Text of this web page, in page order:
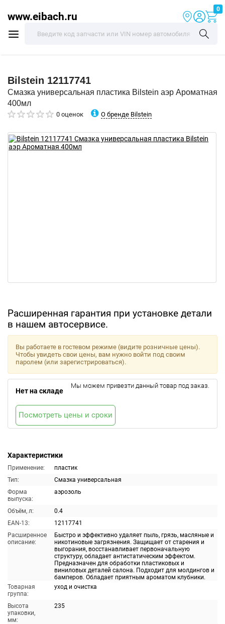
www.eibach.ru
0
Bilstein 12117741
Смазка универсальная пластика Bilstein аэр Ароматная
400мл
0 оценок О бренде Bilstein
Расширенная гарантия при установке детали
в нашем автосервисе.
Характеристики
Применение:
пластик
Тип:
Смазка универсальная
Форма
выпуска:
аэрозоль
Объём, л:
0.4
EAN-13:
12117741
Расширенное
описание:
Быстро и эффективно удаляет пыль, грязь, масляные и
никотиновые загрязнения. Защищает от старения и
выгорания, восстанавливает первоначальную
структуру, обладает антистатическим эффектом.
Предназначен для обработки пластиковых и
виниловых деталей салона. Подходит для молдингов и
бамперов. Обладает приятным ароматом клубники.
Товарная
группа:
уход и очистка
Высота
упаковки,
мм:
235
Вы работаете в гостевом режиме (видите розничные цены).
Чтобы увидеть свои цены, вам нужно войти под своим
паролем (или зарегистрироваться).
Нет на складе
Мы можем привезти данный товар под заказ.
Посмотреть цены и сроки